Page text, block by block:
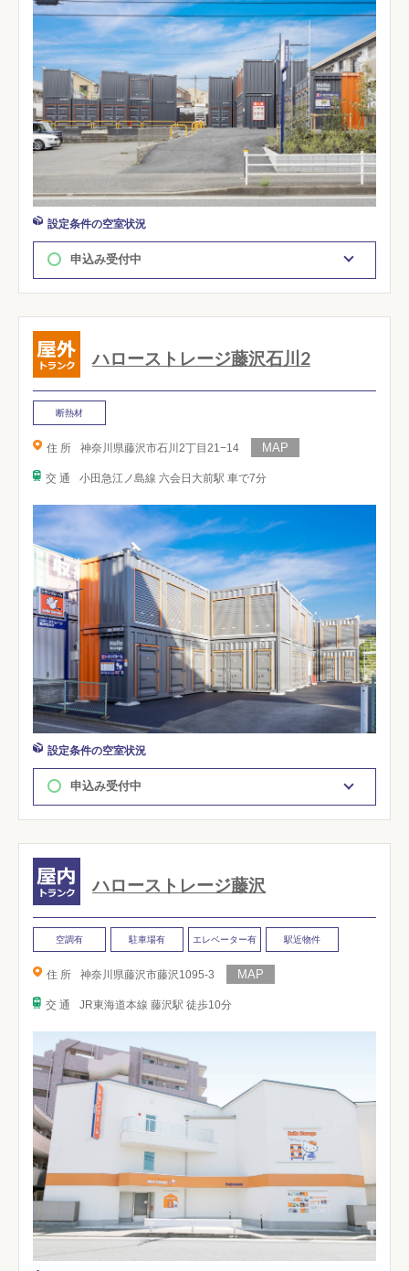
設定条件の空室状況
申込み受付中
ハローストレージ藤沢石川2
断熱材
住 所 神奈川県藤沢市石川2丁目21−14
交 通 小田急江ノ島線 六会日大前駅 車で7分
設定条件の空室状況
申込み受付中
ハローストレージ藤沢
空調有 駐車場有 エレベーター有 駅近物件
住 所 神奈川県藤沢市藤沢1095-3
交 通 JR東海道本線 藤沢駅 徒歩10分